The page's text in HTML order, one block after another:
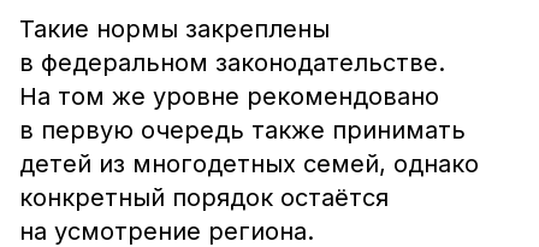
Такие нормы закреплены
в федеральном законодательстве.
На том же уровне рекомендовано
в первую очередь также принимать
детей из многодетных семей, однако
конкретный порядок остаётся
на усмотрение региона.